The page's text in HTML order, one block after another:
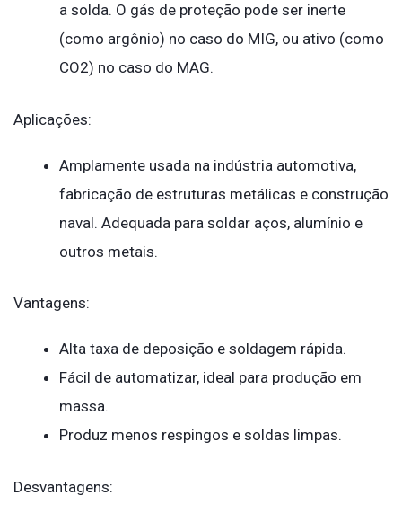
a solda. O gás de proteção pode ser inerte
(como argônio) no caso do MIG, ou ativo (como
CO2) no caso do MAG.
Aplicações:
Amplamente usada na indústria automotiva,
fabricação de estruturas metálicas e construção
naval. Adequada para soldar aços, alumínio e
outros metais.
Vantagens:
Alta taxa de deposição e soldagem rápida.
Fácil de automatizar, ideal para produção em
massa.
Produz menos respingos e soldas limpas.
Desvantagens: